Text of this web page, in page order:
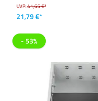
UVP:41,65 €*
21,79 €*
- 53%